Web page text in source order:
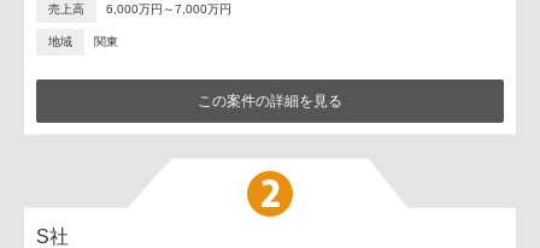
売上高 6,000万円～7,000万円
地域 関東
この案件の詳細を見る
S社